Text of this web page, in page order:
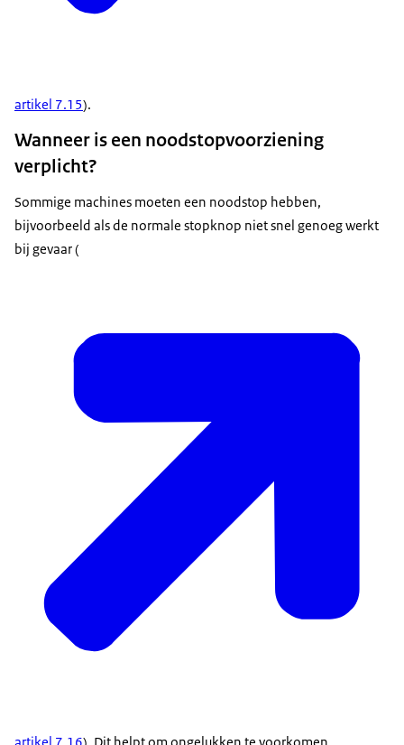
artikel 7.15).
Wanneer is een noodstopvoorziening
verplicht?
Sommige machines moeten een noodstop hebben,
bijvoorbeeld als de normale stopknop niet snel genoeg werkt
bij gevaar (